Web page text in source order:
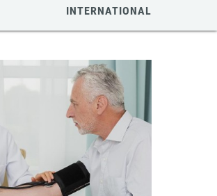
INTERNATIONAL